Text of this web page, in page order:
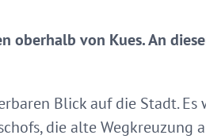
oberhalb von Kues. An
Blick auf die Stadt. Es
die alte